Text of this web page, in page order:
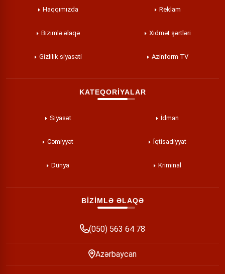
Haqqımızda Reklam
Bizimlə əlaqə Xidmət şərtləri
Gizlilik siyasəti Azinform TV
KATEQORİYALAR
Siyasət İdman
Cəmiyyət İqtisadiyyat
Dünya Kriminal
BİZİMLƏ ƏLAQƏ
(050) 563 64 78
Azərbaycan